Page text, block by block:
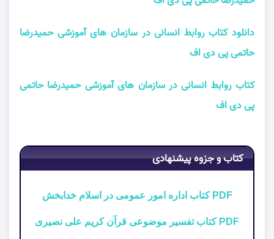
دانلود کتاب روابط انسانی در سازمان های آموزشی حمیدرضا
حاتمی پی دی اف
کتاب روابط انسانی در سازمان های آموزشی حمیدرضا حاتمی
پی دی اف
کتاب و جزوه پیشنهادی
PDF کتاب اداره امور عمومی در اسلام خدابخش
PDF کتاب تفسیر موضوعی قرآن کریم علی نصیری